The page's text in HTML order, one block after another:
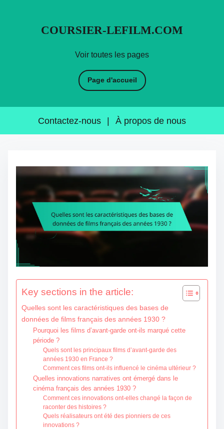
Voir toutes les pages
COURSIER-LEFILM.COM
Page d'accueil
Contactez-nous | À propos de nous
Key sections in the article:
Quelles sont les caractéristiques des bases de
données de films français des années 1930 ?
Pourquoi les films d’avant-garde ont-ils marqué cette
période ?
Quels sont les principaux films d’avant-garde des
années 1930 en France ?
Comment ces films ont-ils influencé le cinéma ultérieur ?
Quelles innovations narratives ont émergé dans le
cinéma français des années 1930 ?
Comment ces innovations ont-elles changé la façon de
raconter des histoires ?
Quels réalisateurs ont été des pionniers de ces
innovations ?